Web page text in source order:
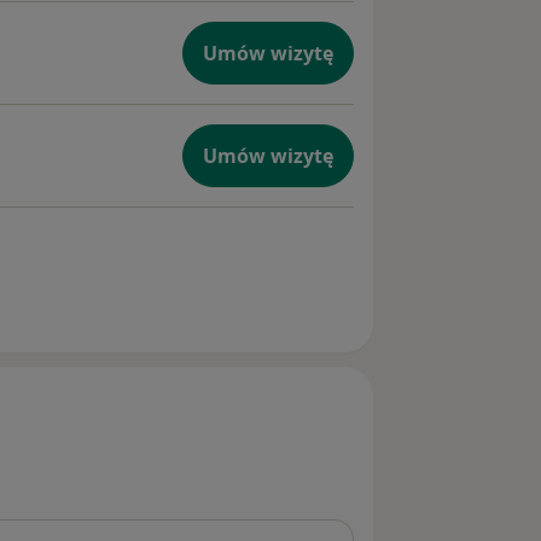
należy zgłosić przed wizytą
Umów wizytę
Umów wizytę